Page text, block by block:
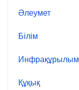
Әлеумет
Білім
Инфрақұрылым
Құқық